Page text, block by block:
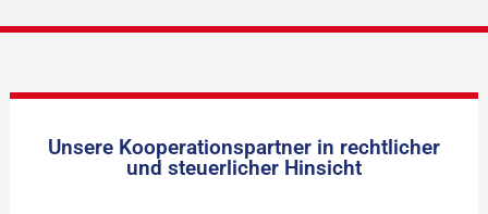
Unsere Kooperationspartner in rechtlicher
und steuerlicher Hinsicht